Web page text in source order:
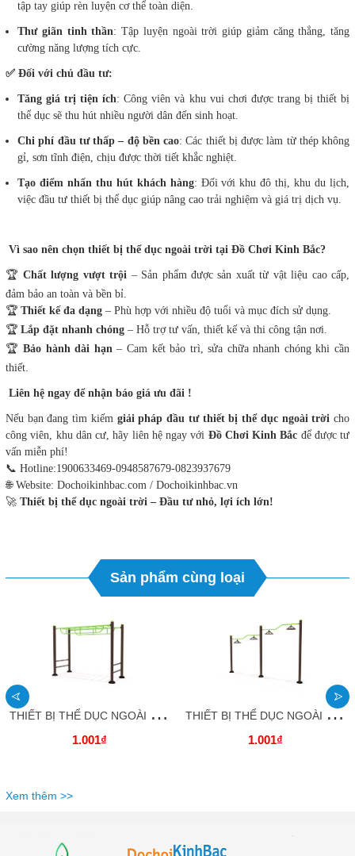
tập tay giúp rèn luyện cơ thể toàn diện.
Thư giãn tinh thần: Tập luyện ngoài trời giúp giảm căng thẳng, tăng
cường năng lượng tích cực.
✅ Đối với chủ đầu tư:
Tăng giá trị tiện ích: Công viên và khu vui chơi được trang bị thiết bị
thể dục sẽ thu hút nhiều người dân đến sinh hoạt.
Chi phí đầu tư thấp – độ bền cao: Các thiết bị được làm từ thép không
gỉ, sơn tĩnh điện, chịu được thời tiết khắc nghiệt.
Tạo điểm nhấn thu hút khách hàng: Đối với khu đô thị, khu du lịch,
việc đầu tư thiết bị thể dục giúp nâng cao trải nghiệm và giá trị dịch vụ.
Vì sao nên chọn thiết bị thể dục ngoài trời tại Đồ Chơi Kinh Bắc?
🏆 Chất lượng vượt trội – Sản phẩm được sản xuất từ vật liệu cao cấp,
đảm bảo an toàn và bền bỉ.
🏆 Thiết kế đa dạng – Phù hợp với nhiều độ tuổi và mục đích sử dụng.
🏆 Lắp đặt nhanh chóng – Hỗ trợ tư vấn, thiết kế và thi công tận nơi.
🏆Bảo hành dài hạn – Cam kết bảo trì, sửa chữa nhanh chóng khi cần
thiết.
Liên hệ ngay để nhận báo giá ưu đãi !
Nếu bạn đang tìm kiếm giải pháp đầu tư thiết bị thể dục ngoài trời cho
công viên, khu dân cư, hãy liên hệ ngay với Đồ Chơi Kinh Bắc để được tư
vấn miễn phí!
📞 Hotline:1900633469-0948587679-0823937679
🌐 Website: Dochoikinhbac.com / Dochoikinhbac.vn
🚀 Thiết bị thể dục ngoài trời – Đầu tư nhỏ, lợi ích lớn!
Sản phẩm cùng loại
T
HIẾT BỊ THỂ DỤC NGOÀI TRỜI_ Xà đơn công viên _TDNTKB09 DOCHOIKINHBAC
1.001₫
T
HIẾT BỊ THỂ DỤC NGOÀI TRỜI_ Máy tập vai đôi _TDNTKB08 DOCHOIKINHBAC
1.001₫
Xem thêm >>